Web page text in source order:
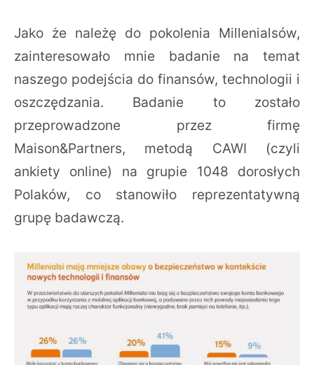
Jako że należę do pokolenia Millenialsów,
zainteresowało mnie badanie na temat
naszego podejścia do finansów, technologii i
oszczędzania. Badanie to zostało
przeprowadzone przez firmę
Maison&Partners, metodą CAWI (czyli
ankiety online) na grupie 1048 dorosłych
Polaków, co stanowiło reprezentatywną
grupę badawczą.